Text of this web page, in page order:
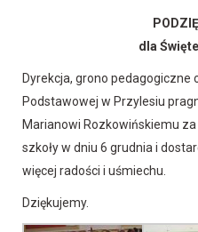
dla
Dyrekcja, grono pedagogiczne
Podstawowej w Przylesiu
Marianowi Rozkowińskiemu
szkoły w dniu 6 grudnia i
więcej radości i uśmiechu.
Dziękujemy.